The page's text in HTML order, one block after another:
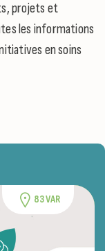
projets et
les informations
en soins
83 VAR